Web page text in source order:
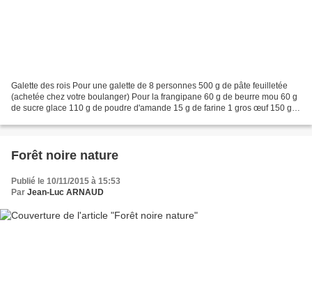
Galette des rois Pour une galette de 8 personnes 500 g de pâte feuilletée
(achetée chez votre boulanger) Pour la frangipane 60 g de beurre mou 60 g
de sucre glace 110 g de poudre d'amande 15 g de farine 1 gros œuf 150 g
Forêt noire nature
Publié le 10/11/2015 à 15:53
Par Jean-Luc ARNAUD